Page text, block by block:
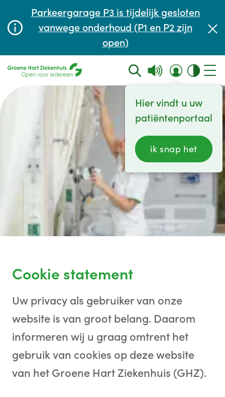
Parkeergarage P3 is tijdelijk gesloten
vanwege onderhoud (P1 en P2 zijn
open)
Hier vindt u uw
patiëntenportaal
ik snap het
Wachttijden
Cookie statement
Uw privacy als gebruiker van onze
website is van groot belang. Daarom
informeren wij u graag omtrent het
gebruik van cookies op deze website
van het Groene Hart Ziekenhuis (GHZ).